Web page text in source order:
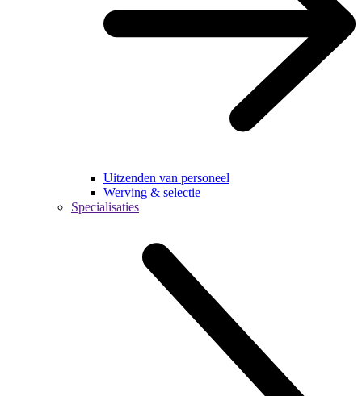
Uitzenden van personeel
Werving & selectie
Specialisaties